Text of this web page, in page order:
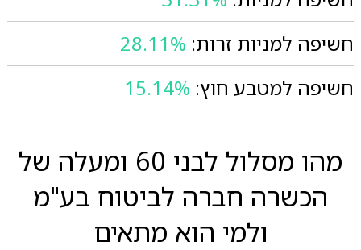
חשיפה למניות זרות: 28.11%
חשיפה למטבע חוץ: 15.14%
מהו מסלול לבני 60 ומעלה של
הכשרה חברה לביטוח בע"מ
ולמי הוא מתאים